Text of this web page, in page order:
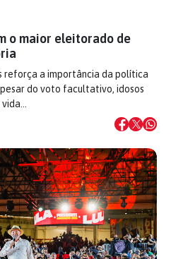
o maior eleitorado de
reforça a importância da política
do voto facultativo, idosos